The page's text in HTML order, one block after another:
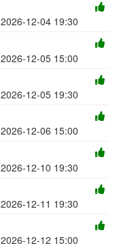
2026-12-04 19:30
2026-12-05 15:00
2026-12-05 19:30
2026-12-06 15:00
2026-12-10 19:30
2026-12-11 19:30
2026-12-12 15:00